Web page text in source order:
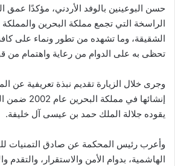
حسن البوعينين بالوفد الأردني، مؤكدًا عمق
الراسخة التي تجمع مملكة البحرين والمملكة
الشقيقة، وما تشهده من تطور ونماء على
تحظى به على الدوام من رعاية واهتمام من
وجرى خلال الزيارة تقديم نبذة تعريفية عن
إنشائها في
يقوده جلالة الملك حمد بن عيسى آل خليفة.
وأعرب رئيس المحكمة عن صادق التمنيات
الهاشمية، بدوام الأمن والاستقرار، والتقدم